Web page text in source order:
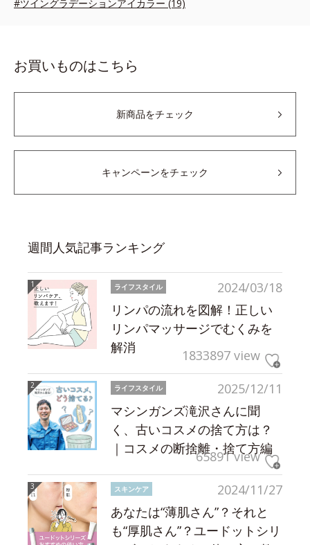
#ツイングラデーションアイカラー (19)
お買いものはこちら
新商品をチェック
キャンペーンをチェック
週間人気記事ランキング
2024/03/18
ライフスタイル
リンパの流れを図解！正しい
リンパマッサージでむくみを
解消
1833897 view
2025/12/11
ライフスタイル
マシンガンズ滝沢さんに聞
く、古いコスメの捨て方は？
｜コスメの断捨離・捨て方編
65891 view
2024/11/27
スキンケア
あなたは“薄肌さん”？それと
も“厚肌さん”？ユードットシリ